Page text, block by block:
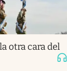
otra cara del